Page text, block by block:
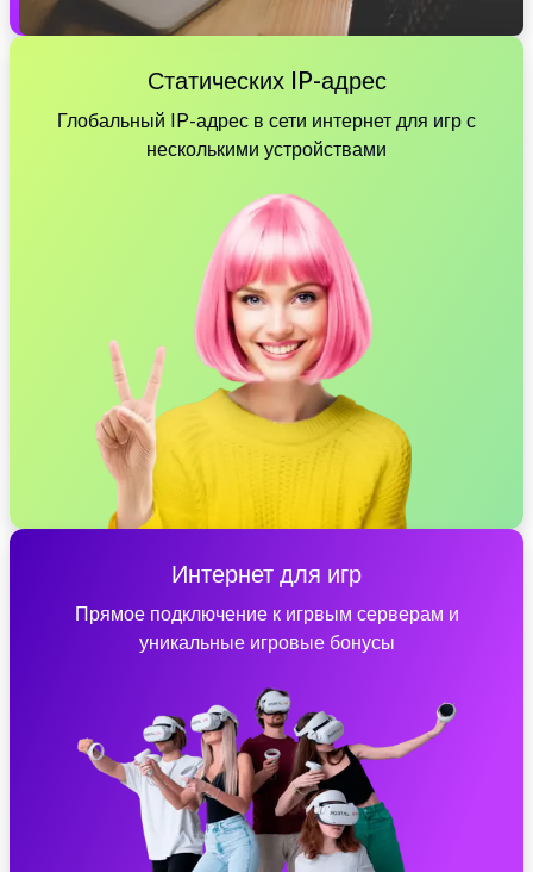
Статических IP-адрес
Глобальный IP-адрес в сети интернет для игр с
несколькими устройствами
Интернет для игр
Прямое подключение к игрвым серверам и
уникальные игровые бонусы